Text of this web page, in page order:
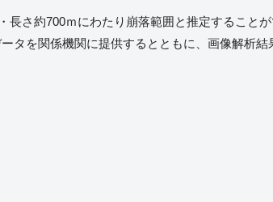
さ約700ｍにわたり崩落範囲と推定すること
タを関係機関に提供するとともに、画像解析結